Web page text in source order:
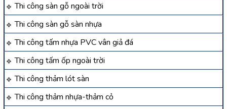
Thi công sàn gỗ ngoài trời
Thi công sàn gỗ sàn nhựa
Thi công tấm nhựa PVC vân giả đá
Thi công tấm ốp ngoài trời
Thi công thảm lót sàn
Thi công thảm nhựa-thảm cỏ